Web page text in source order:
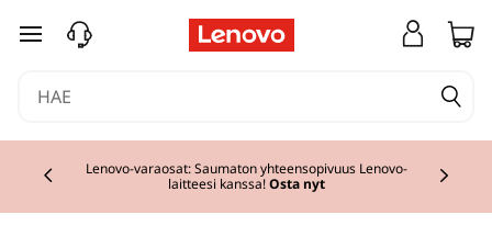
siirry pääsisältöön
Lenovo-varaosat: Saumaton yhteensopivuus Lenovo-
laitteesi kanssa!Osta nyt